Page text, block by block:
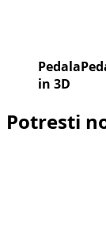
in 3D
Potresti